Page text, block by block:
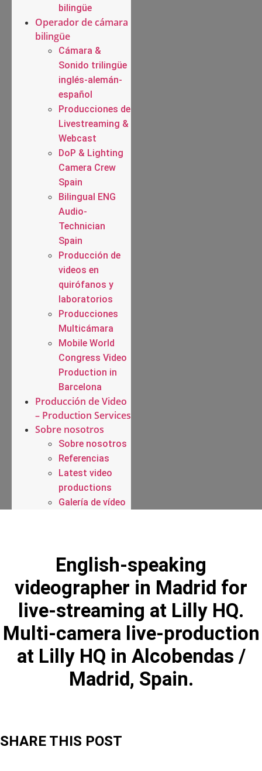
bilingüe
Operador de cámara
bilingüe
Cámara &
Sonido trilingüe
inglés-alemán-
español
Producciones de
Livestreaming &
Webcast
DoP & Lighting
Camera Crew
Spain
Bilingual ENG
Audio-
Technician
Spain
Producción de
videos en
quirófanos y
laboratorios
Producciones
Multicámara
Mobile World
Congress Video
Production in
Barcelona
Producción de Video
– Production Services
Sobre nosotros
Sobre nosotros
Referencias
Latest video
productions
Galería de vídeo
English-speaking
videographer in Madrid for
live-streaming at Lilly HQ.
Multi-camera live-production
at Lilly HQ in Alcobendas /
Madrid, Spain.
SHARE THIS POST